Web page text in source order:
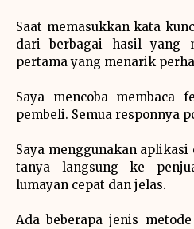
Saat memasukkan kata
dari berbagai hasil yang
pertama yang menarik
Saya mencoba membaca
pembeli. Semua responnya
Saya menggunakan
tanya langsung ke
lumayan cepat dan jelas.
Ada beberapa jenis